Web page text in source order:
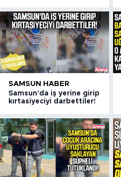
SAMSUN HABER
Samsun'da iş yerine girip
kırtasiyeciyi darbettiler!